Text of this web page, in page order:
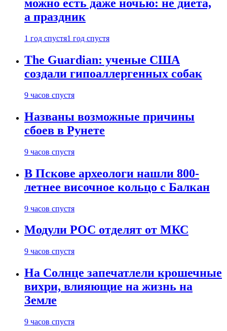
можно есть даже ночью: не диета,
а праздник
1 год спустя1 год спустя
The Guardian: ученые США
создали гипоаллергенных собак
9 часов спустя
Названы возможные причины
сбоев в Рунете
9 часов спустя
В Пскове археологи нашли 800-
летнее височное кольцо с Балкан
9 часов спустя
Модули РОС отделят от МКС
9 часов спустя
На Солнце запечатлели крошечные
вихри, влияющие на жизнь на
Земле
9 часов спустя